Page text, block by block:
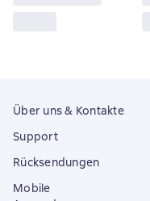
Über uns & Kontakte
Support
Rücksendungen
Mobile